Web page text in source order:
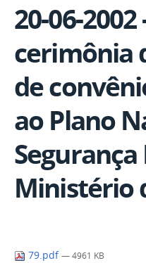
20-06-
cerimônia
de
ao Plano
Ministério
79.pdf — 4961 KB